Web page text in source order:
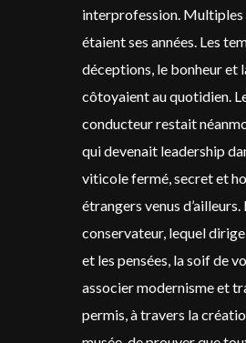
interprofession. Multiples
étaient ses années. Les
déceptions, le bonheur et
côtoyaient au quotidien.
conducteur restait
qui devenait leadership
viticole fermé, secret et
étrangers venus d’ailleurs.
conservateur, lequel
et les pensées, la soif de
associer modernisme et
permis, à travers la